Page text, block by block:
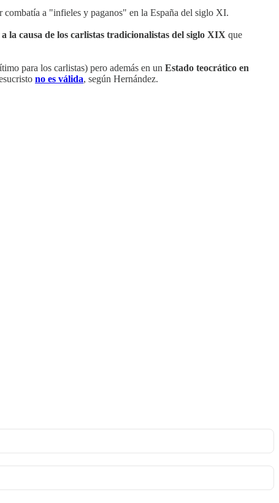
a "infieles y paganos" en la España del siglo XI.
la causa de los carlistas tradicionalistas del siglo XIX que
para los carlistas) pero además en un Estado teocrático en
no es válida, según Hernández.